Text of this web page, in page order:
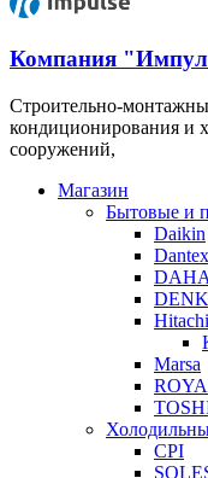
Компания
Строительно-
кондиционирования и
сооружений,
Магазин
Бытовые и
Daikin
Dantex
Hitachi
Marsa
CPI